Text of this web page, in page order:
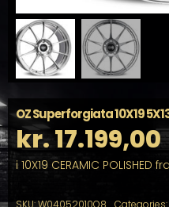
OZ Superforgiata 10X19
kr.17.199,00
i 10X19 CERAMIC POLISHED